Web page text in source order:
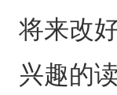
将来改
兴趣的